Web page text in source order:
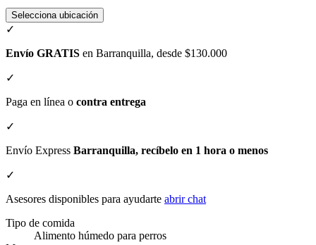
Selecciona ubicación
✓
Envío GRATIS en Barranquilla, desde $130.000
✓
Paga en línea o contra entrega
✓
Envío Express Barranquilla, recíbelo en 1 hora o menos
✓
Asesores disponibles para ayudarte abrir chat
Tipo de comida
Alimento húmedo para perros